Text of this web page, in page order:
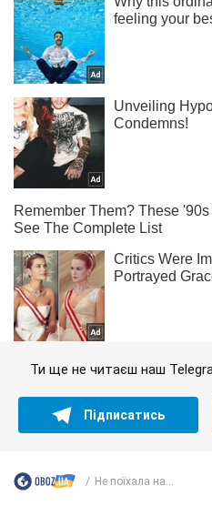
Ти ще не читаєш наш
Підписатись
Не поїхала на...